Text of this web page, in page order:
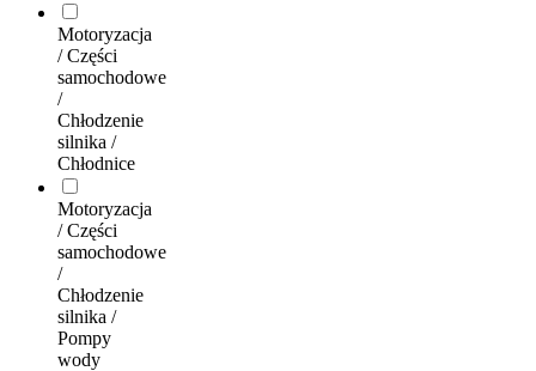
Motoryzacja
/ Części
samochodowe
/
Chłodzenie
silnika /
Chłodnice
Motoryzacja
/ Części
samochodowe
/
Chłodzenie
silnika /
Pompy
wody